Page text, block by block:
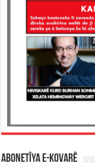
ABONETÎYA E-KOVARÊ